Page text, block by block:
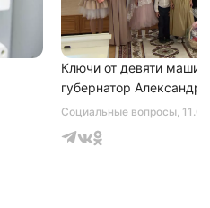
Социальные вопросы,
Ключи от девяти машин
губернатор Александр